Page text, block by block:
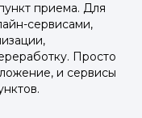
приема. Для
сервисами,
Просто
и сервисы